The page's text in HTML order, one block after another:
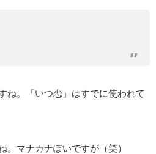
ね。「いつ恋」はすでに使われて
。マナカナぽいですが（笑）